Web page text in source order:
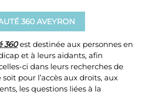
360 AVEYRON
360est destinée aux personnes en
et à leurs aidants, afin
ci dans leurs recherches de
pour l’accès aux droits, aux
les questions liées à la